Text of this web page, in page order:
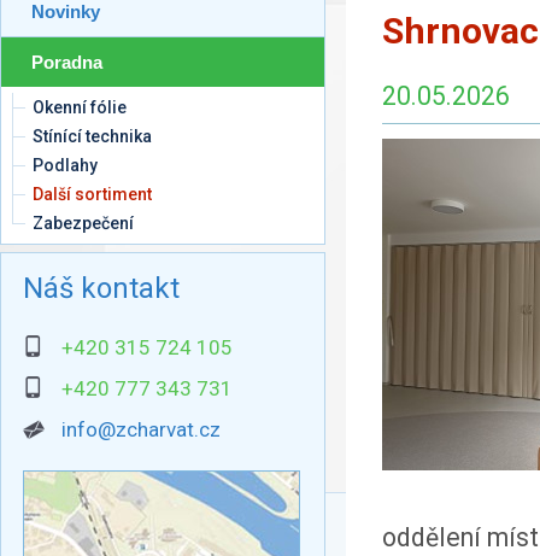
Novinky
Poradna
Okenní fólie
Stínící technika
Podlahy
Další sortiment
Zabezpečení
Náš kontakt
+420 315 724 105
+420 777 343 731
info@zcharvat.cz
20.05.2026
oddělení